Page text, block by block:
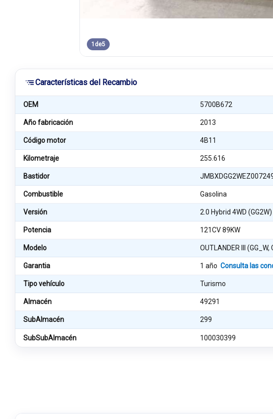
1 de5
Características del Recambio
OEM 5700B672
Año fabricación 2013
Código motor 4B11
Kilometraje 255.616
Bastidor
Combustible Gasolina
Versión 2.0 Hybrid 4WD (GG2W)
Potencia 121CV 89KW
Modelo OUTLANDER III (GG_W,
Garantia 1 añoConsulta las
Tipo vehículo Turismo
Almacén 49291
SubAlmacén 299
SubSubAlmacén 100030399